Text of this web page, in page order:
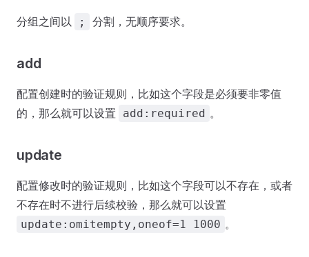
分组之间以 ; 分割，无顺序要求。
add
配置创建时的验证规则，比如这个字段是必须要非零值
的，那么就可以设置
add:required 。
update
配置修改时的验证规则，比如这个字段可以不存在，或者
不存在时不进行后续校验，那么就可以设置
update:omitempty,oneof=1 1000 。